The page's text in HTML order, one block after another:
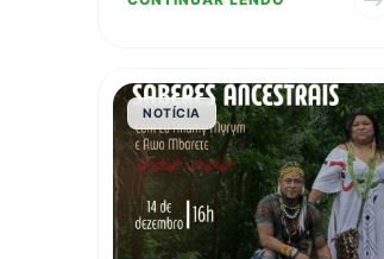
canceladas.
NOTÍCIA